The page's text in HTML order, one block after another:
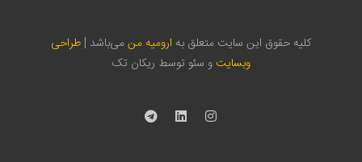
کلیه حقوق این سایت متعلق به ارومیه منمی‌باشد | طراحی
وبسایت و سئو توسط ریکان تک